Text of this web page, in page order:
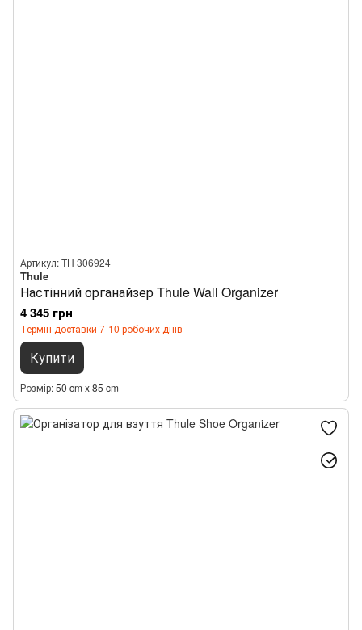
Артикул: TH 306924
Thule
Настінний органайзер Thule Wall Organizer
4 345 грн
Термін доставки 7-10 робочих днів
Купити
Розмір 50 cm x 85 cm